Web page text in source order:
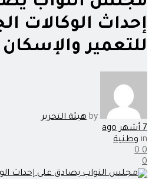
إحداث الوكالات
للتعمير والإسكان
by هيئة التحرير
7 أشهر ago
in وطنية
0
0
0